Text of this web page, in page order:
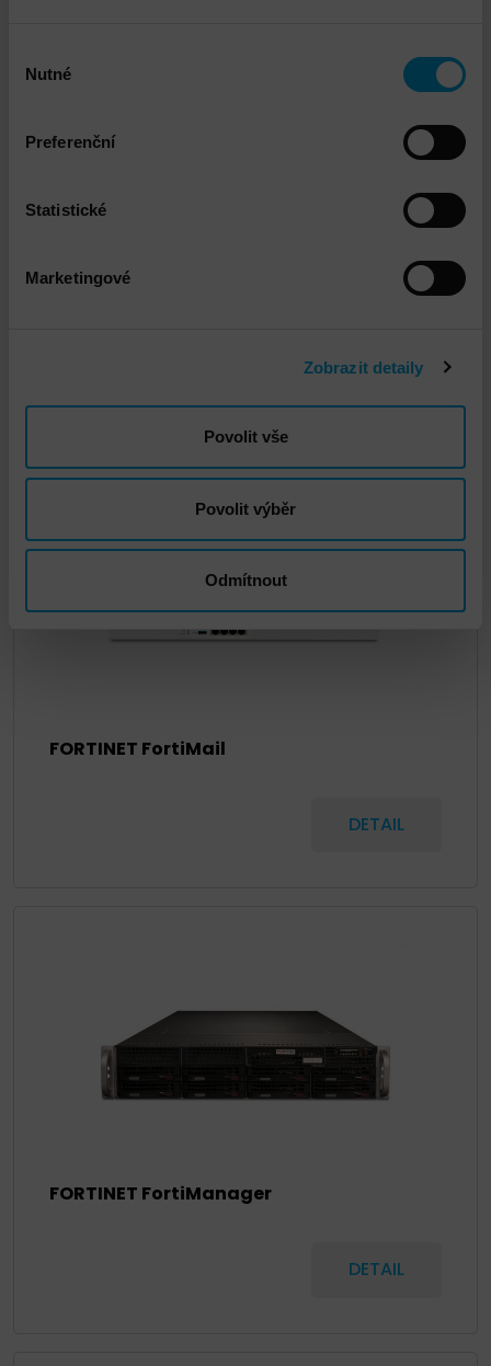
souhlasu
Nutné
Preferenční
Statistické
Marketingové
Zobrazit detaily
Povolit vše
Povolit výběr
Odmítnout
DETAIL
FORTINET FortiMail
DETAIL
FORTINET FortiManager
DETAIL